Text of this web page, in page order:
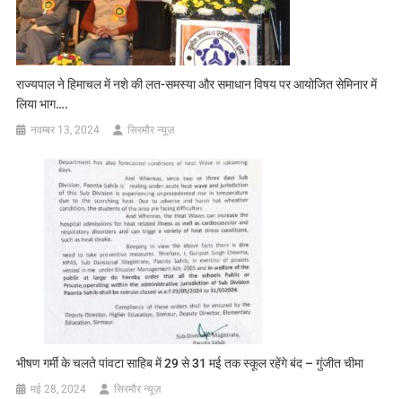
राज्यपाल ने हिमाचल में नशे की लत-समस्या और समाधान विषय पर आयोजित सेमिनार में
लिया भाग….
नवम्बर 13, 2024 सिरमौर न्यूज़
भीषण गर्मी के चलते पांवटा साहिब में 29 से 31 मई तक स्कूल रहेंगे बंद – गुंजीत चीमा
मई 28, 2024 सिरमौर न्यूज़